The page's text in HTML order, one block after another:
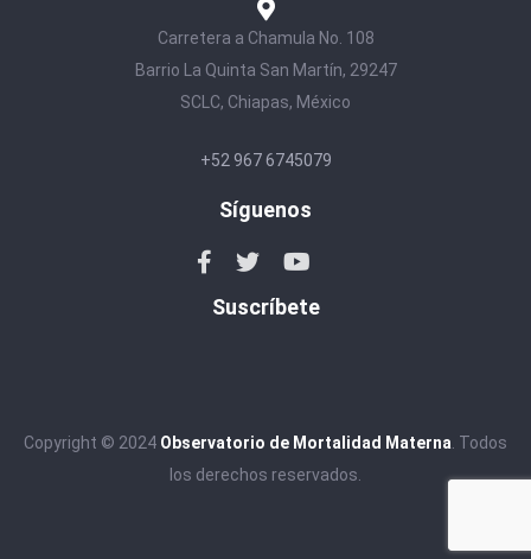
Carretera a Chamula No. 108
Barrio La Quinta San Martín, 29247
SCLC, Chiapas, México
+52 967 6745079
Síguenos
Suscríbete
Copyright © 2024 Observatorio de Mortalidad Materna . Todos
los derechos reservados.